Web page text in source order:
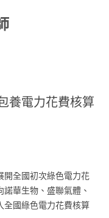
養電力花費核算
開全國初次綠色電力花
華生物、盛聯氣體、
全國綠色電力花費核算